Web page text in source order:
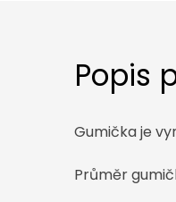
Popis
Gumička je
Průměr